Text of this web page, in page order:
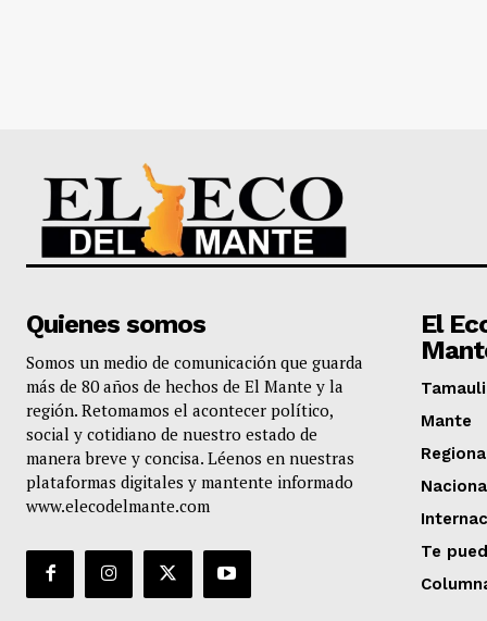
Quienes somos
Somos un medio de comunicación que guarda
más de 80 años de hechos de El Mante y la
región. Retomamos el acontecer político,
social y cotidiano de nuestro estado de
manera breve y concisa. Léenos en nuestras
plataformas digitales y mantente informado
www.elecodelmante.com
El
Mante
Te